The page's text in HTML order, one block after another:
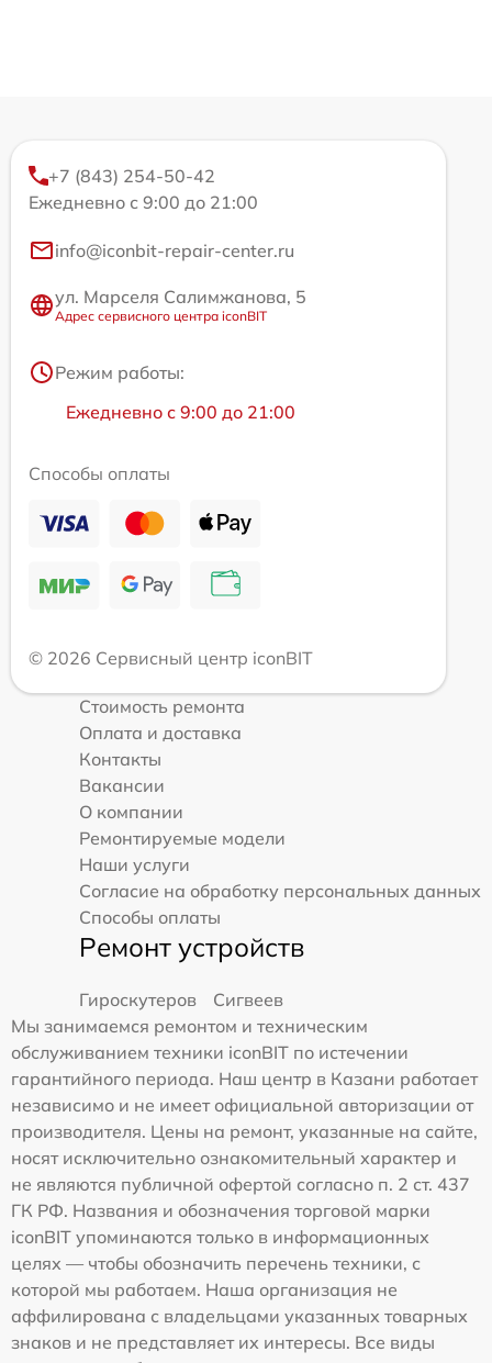
+7 (843) 254-50-42
Ежедневно с 9:00 до 21:00
info@iconbit-repair-center.ru
ул. Марселя Салимжанова, 5
Адрес сервисного центра iconBIT
Режим работы:
Ежедневно с 9:00 до 21:00
Способы оплаты
© 2026 Сервисный центр iconBIT
Стоимость ремонта
Оплата и доставка
Контакты
Вакансии
О компании
Ремонтируемые модели
Наши услуги
Согласие на обработку персональных данных
Способы оплаты
Ремонт устройств
Гироскутеров
Сигвеев
Мы занимаемся ремонтом и техническим
обслуживанием техники iconBIT по истечении
гарантийного периода. Наш центр в Казани работает
независимо и не имеет официальной авторизации от
производителя. Цены на ремонт, указанные на сайте,
носят исключительно ознакомительный характер и
не являются публичной офертой согласно п. 2 ст. 437
ГК РФ. Названия и обозначения торговой марки
iconBIT упоминаются только в информационных
целях — чтобы обозначить перечень техники, с
которой мы работаем. Наша организация не
аффилирована с владельцами указанных товарных
знаков и не представляет их интересы. Все виды